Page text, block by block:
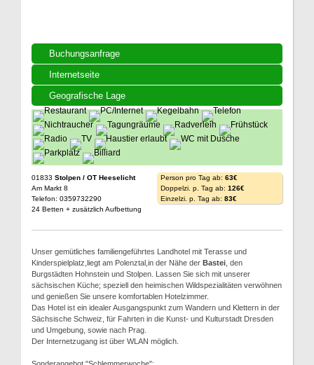
Buchungsanfrage
Internetseite
Geografische Lage
01833 Stolpen / OT Heeselicht
Am Markt 8
Telefon: 0359732290
24 Betten + zusätzlich Aufbettung
Person pro Tag ab: 63€
Doppelzi. p. Tag ab: 126€
Einzelzi. p. Tag ab: 83€
Unser gemütliches familiengeführtes Landhotel mit Terasse und
Kinderspielplatz,liegt am Polenztal,in der Nähe der Bastei , den
Burgstädten Hohnstein und Stolpen. Lassen Sie sich mit unserer
sächsischen Küche; speziell den heimischen Wildspezialitäten verwöhnen
und genießen Sie unsere komfortablen Hotelzimmer.
Das Hotel ist ein idealer Ausgangspunkt zum Wandern und Klettern in der
Sächsische Schweiz, für Fahrten in die Kunst- und Kulturstadt Dresden
und Umgebung, sowie nach Prag.
Der Internetzugang ist über WLAN möglich.